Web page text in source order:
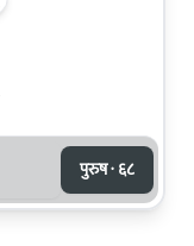
पुरुष · ६८